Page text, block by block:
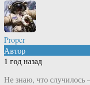
Proper
Автор
1 год назад
Не знаю, что